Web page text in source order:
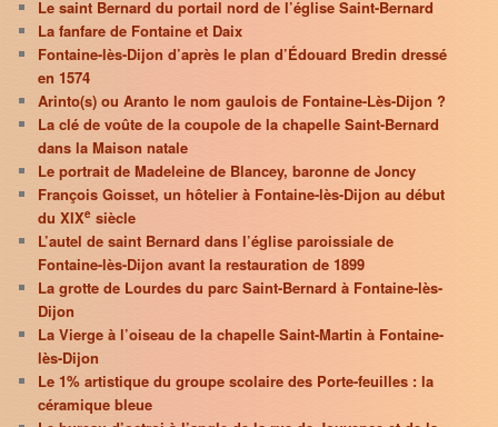
Le saint Bernard du portail nord de l’église Saint-Bernard
La fanfare de Fontaine et Daix
Fontaine-lès-Dijon d’après le plan d’Édouard Bredin dressé
en 1574
Arinto(s) ou Aranto le nom gaulois de Fontaine-Lès-Dijon ?
La clé de voûte de la coupole de la chapelle Saint-Bernard
dans la Maison natale
Le portrait de Madeleine de Blancey, baronne de Joncy
François Goisset, un hôtelier à Fontaine-lès-Dijon au début
du XIXe siècle
L’autel de saint Bernard dans l’église paroissiale de
Fontaine-lès-Dijon avant la restauration de 1899
La grotte de Lourdes du parc Saint-Bernard à Fontaine-lès-
Dijon
La Vierge à l’oiseau de la chapelle Saint-Martin à Fontaine-
lès-Dijon
Le 1% artistique du groupe scolaire des Porte-feuilles : la
céramique bleue